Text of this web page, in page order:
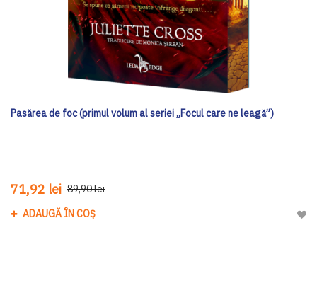
Pasărea de foc (primul volum al seriei „Focul care ne leagă”)
71,92 lei 89,90 lei
ADAUGĂ ÎN COȘ